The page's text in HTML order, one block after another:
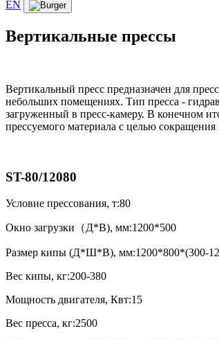
EN
Вертикальные прессы
Вертикальный пресс предназначен для
небольших помещениях. Тип пресса -
загруженный в пресс-камеру. В конечном
прессуемого материала с целью сокращения
ST-80/12080
Условие прессования, т:80
Окно загрузки（Д*В), мм:1200*500
Размер кипы (Д*Ш*В), мм:1200*800*(300-
Вес кипы, кг:200-380
Мощность двигателя, Квт:15
Вес пресса, кг:2500